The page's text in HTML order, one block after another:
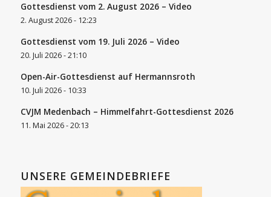
Gottesdienst vom 2. August 2026 – Video
2. August 2026 - 12:23
Gottesdienst vom 19. Juli 2026 – Video
20. Juli 2026 - 21:10
Open-Air-Gottesdienst auf Hermannsroth
10. Juli 2026 - 10:33
CVJM Medenbach – Himmelfahrt-Gottesdienst 2026
11. Mai 2026 - 20:13
UNSERE GEMEINDEBRIEFE